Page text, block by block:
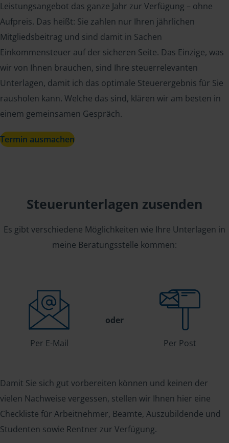
Leistungsangebot das ganze Jahr zur Verfügung – ohne
Aufpreis. Das heißt: Sie zahlen nur Ihren jährlichen
Mitgliedsbeitrag und sind damit in Sachen
Einkommensteuer auf der sicheren Seite. Das Einzige, was
wir von Ihnen brauchen, sind Ihre steuerrelevanten
Unterlagen, damit ich das optimale Steuerergebnis für Sie
rausholen kann. Welche das sind, klären wir am besten in
einem gemeinsamen Gespräch.
Termin ausmachen
Steuerunterlagen zusenden
Es gibt verschiedene Möglichkeiten wie Ihre Unterlagen in
meine Beratungsstelle kommen:
Per E-Mail
oder
Per Post
Damit Sie sich gut vorbereiten können und keinen der
vielen Nachweise vergessen, stellen wir Ihnen hier eine
Checkliste für Arbeitnehmer, Beamte, Auszubildende und
Studenten sowie Rentner zur Verfügung.